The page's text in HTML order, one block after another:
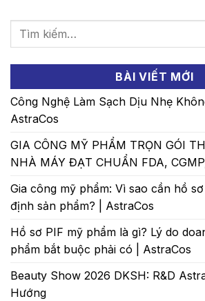
BÀI VIẾT MỚI
Công Nghệ Làm Sạch Dịu Nhẹ
AstraCos
GIA CÔNG MỸ PHẨM TRỌN GÓI
NHÀ MÁY ĐẠT CHUẨN FDA,
Gia công mỹ phẩm: Vì sao cần hồ
định sản phẩm? | AstraCos
Hồ sơ PIF mỹ phẩm là gì? Lý do
phẩm bắt buộc phải có | AstraCos
Beauty Show 2026 DKSH: R&D
Hướng